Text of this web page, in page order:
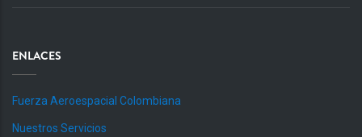
ENLACES
Fuerza Aeroespacial Colombiana
Nuestros Servicios